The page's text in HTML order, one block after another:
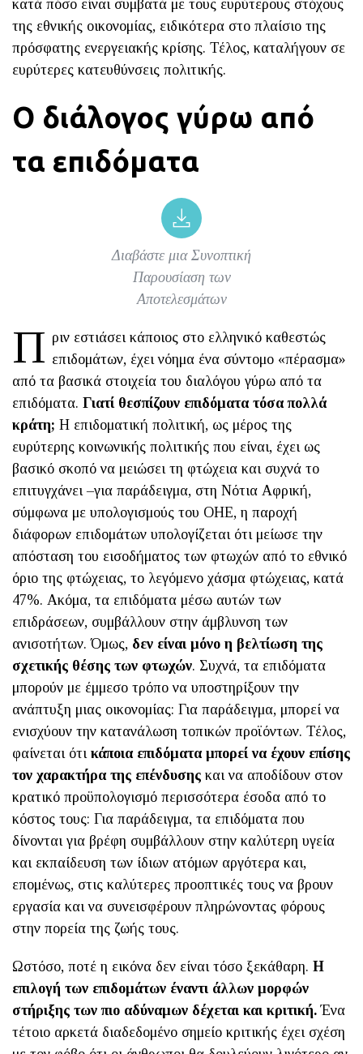
κατά πόσο είναι συμβατά με τους ευρύτερους στόχους
της εθνικής οικονομίας, ειδικότερα στο πλαίσιο της
πρόσφατης ενεργειακής κρίσης. Τέλος, καταλήγουν σε
ευρύτερες κατευθύνσεις πολιτικής.
Ο διάλογος γύρω από
τα επιδόματα
Διαβάστε μια Συνοπτική
Παρουσίαση των
Αποτελεσμάτων
Π ριν εστιάσει κάποιος στο ελληνικό καθεστώς
επιδομάτων, έχει νόημα ένα σύντομο «πέρασμα»
από τα βασικά στοιχεία του διαλόγου γύρω από τα
επιδόματα. Γιατί θεσπίζουν επιδόματα τόσα πολλά
κράτη; Η επιδοματική πολιτική, ως μέρος της
ευρύτερης κοινωνικής πολιτικής που είναι, έχει ως
βασικό σκοπό να μειώσει τη φτώχεια και συχνά το
επιτυγχάνει –για παράδειγμα, στη Νότια Αφρική,
σύμφωνα με υπολογισμούς του ΟΗΕ, η παροχή
διάφορων επιδομάτων υπολογίζεται ότι μείωσε την
απόσταση του εισοδήματος των φτωχών από το εθνικό
όριο της φτώχειας, το λεγόμενο χάσμα φτώχειας, κατά
47%. Ακόμα, τα επιδόματα μέσω αυτών των
επιδράσεων, συμβάλλουν στην άμβλυνση των
ανισοτήτων. Όμως, δεν είναι μόνο η βελτίωση της
σχετικής θέσης των φτωχών. Συχνά, τα επιδόματα
μπορούν με έμμεσο τρόπο να υποστηρίξουν την
ανάπτυξη μιας οικονομίας: Για παράδειγμα, μπορεί να
ενισχύουν την κατανάλωση τοπικών προϊόντων. Τέλος,
φαίνεται ότι κάποια επιδόματα μπορεί να έχουν επίσης
τον χαρακτήρα της επένδυσης και να αποδίδουν στον
κρατικό προϋπολογισμό περισσότερα έσοδα από το
κόστος τους: Για παράδειγμα, τα επιδόματα που
δίνονται για βρέφη συμβάλλουν στην καλύτερη υγεία
και εκπαίδευση των ίδιων ατόμων αργότερα και,
επομένως, στις καλύτερες προοπτικές τους να βρουν
εργασία και να συνεισφέρουν πληρώνοντας φόρους
στην πορεία της ζωής τους.
Ωστόσο, ποτέ η εικόνα δεν είναι τόσο ξεκάθαρη. Η
επιλογή των επιδομάτων έναντι άλλων μορφών
στήριξης των πιο αδύναμων δέχεται και κριτική. Ένα
τέτοιο αρκετά διαδεδομένο σημείο κριτικής έχει σχέση